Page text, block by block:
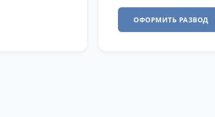
ОФОРМИТЬ РАЗВОД